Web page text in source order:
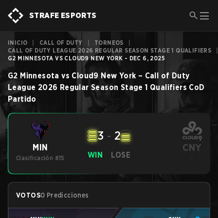
STRAFE ESPORTS
INICIO CALL OF DUTY TORNEOS
CALL OF DUTY LEAGUE 2026 REGULAR SEASON STAGE 1 QUALIFIERS
G2 MINNESOTA VS CLOUD9 NEW YORK - DEC 6, 2025
G2 Minnesota vs Cloud9 New York – Call of Duty
League 2026 Regular Season Stage 1 Qualifiers CoD
Partido
MIN
Clasificación #15 WIN
3 - 2
LOSE
CNY
-
VOTOS0 Predicciones